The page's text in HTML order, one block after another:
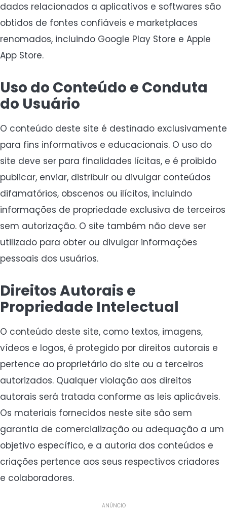
dados relacionados a aplicativos e softwares são
obtidos de fontes confiáveis e marketplaces
renomados, incluindo Google Play Store e Apple
App Store.
Uso do Conteúdo e Conduta
do Usuário
O conteúdo deste site é destinado exclusivamente
para fins informativos e educacionais. O uso do
site deve ser para finalidades lícitas, e é proibido
publicar, enviar, distribuir ou divulgar conteúdos
difamatórios, obscenos ou ilícitos, incluindo
informações de propriedade exclusiva de terceiros
sem autorização. O site também não deve ser
utilizado para obter ou divulgar informações
pessoais dos usuários.
Direitos Autorais e
Propriedade Intelectual
O conteúdo deste site, como textos, imagens,
vídeos e logos, é protegido por direitos autorais e
pertence ao proprietário do site ou a terceiros
autorizados. Qualquer violação aos direitos
autorais será tratada conforme as leis aplicáveis.
Os materiais fornecidos neste site são sem
garantia de comercialização ou adequação a um
objetivo específico, e a autoria dos conteúdos e
criações pertence aos seus respectivos criadores
e colaboradores.
ANÚNCIO